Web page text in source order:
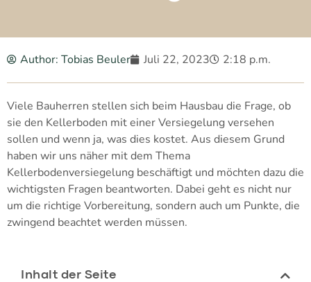
Author: Tobias Beuler Juli 22, 2023 2:18 p.m.
Viele Bauherren stellen sich beim Hausbau die Frage, ob
sie den Kellerboden mit einer Versiegelung versehen
sollen und wenn ja, was dies kostet. Aus diesem Grund
haben wir uns näher mit dem Thema
Kellerbodenversiegelung beschäftigt und möchten dazu die
wichtigsten Fragen beantworten. Dabei geht es nicht nur
um die richtige Vorbereitung, sondern auch um Punkte, die
zwingend beachtet werden müssen.
Inhalt der Seite